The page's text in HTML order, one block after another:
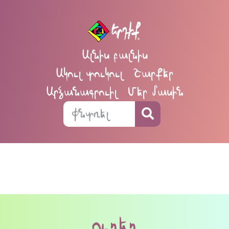
Ալնիս բալնիս
Ակուլ տուկուլ
Շարքեր
Արձանագրուիլ
Մեր մասին